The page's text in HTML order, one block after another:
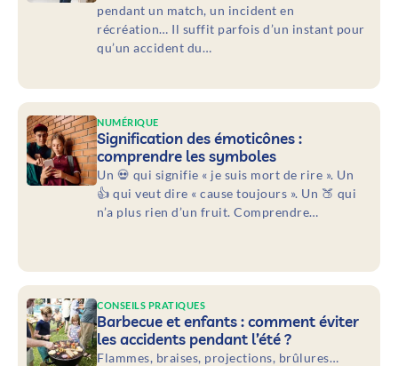
pendant un match, un incident en
récréation… Il suffit parfois d’un instant pour
qu’un accident du…
NUMÉRIQUE
Signification des émoticônes :
comprendre les symboles
Un 💀 qui signifie « je suis mort de rire ». Un
👍 qui veut dire « cause toujours ». Un 🍑 qui
n’a plus rien d’un fruit. Comprendre…
CONSEILS PRATIQUES
Barbecue et enfants : comment éviter
les accidents pendant l’été ?
Flammes, braises, projections, brûlures…